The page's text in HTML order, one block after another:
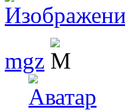
mgz